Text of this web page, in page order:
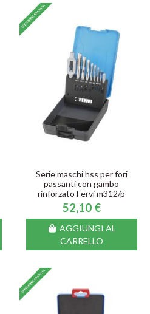
Serie maschi hss per fori
passanti con gambo
rinforzato Fervi m312/p
52,10 €
AGGIUNGI AL
CARRELLO